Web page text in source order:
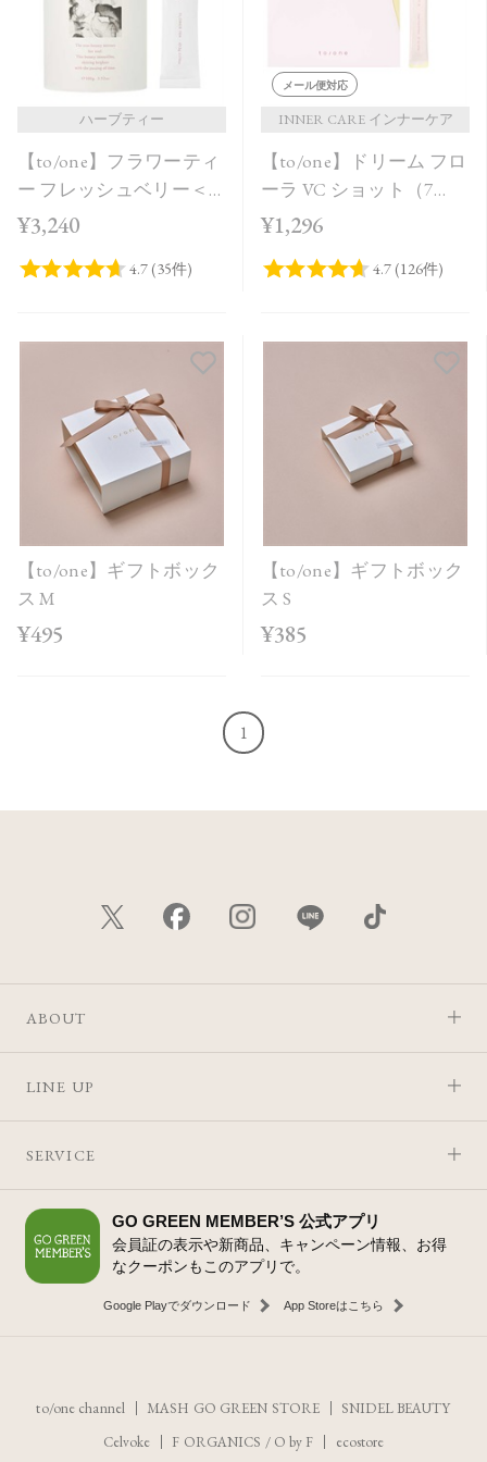
ハーブティー
【to/one】フラワーティ
ー フレッシュベリー＜
20包＞
¥3,240
メール便対応
INNER CARE インナーケア
【to/one】ドリーム フロ
ーラ VC ショット（7
包）
¥1,296
【to/one】ギフトボック
ス M
¥495
【to/one】ギフトボック
ス S
¥385
1
ABOUT
LINE UP
SERVICE
GO GREEN MEMBER’S 公式アプリ
会員証の表示や新商品、キャンペーン情報、お得
なクーポンもこのアプリで。
Google Playでダウンロード App Storeはこちら
to/one channel MASH GO GREEN STORE
SNIDEL BEAUTY
Celvoke
F ORGANICS / O by F ecostore